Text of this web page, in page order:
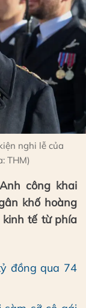
nghi lễ của
THM)
công khai
khố hoàng
tế từ phía
đồng qua 74